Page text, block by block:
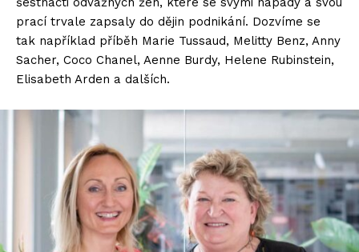
prací trvale zapsaly do dějin podnikání. Dozvíme se
tak například příběh Marie Tussaud, Melitty Benz, Anny
Sacher, Coco Chanel, Aenne Burdy, Helene Rubinstein,
Elisabeth Arden a dalších.